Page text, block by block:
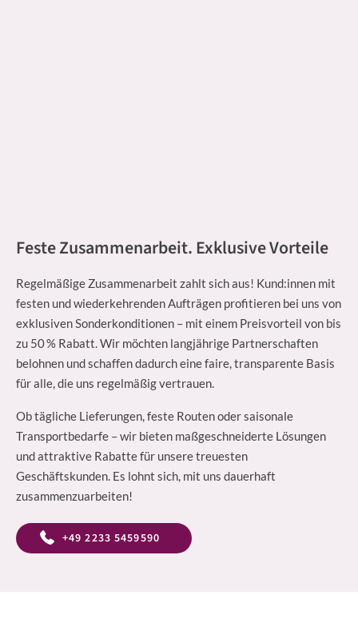
Feste Zusammenarbeit. Exklusive Vorteile
Regelmäßige Zusammenarbeit zahlt sich aus! Kund:innen mit
festen und wiederkehrenden Aufträgen profitieren bei uns von
exklusiven Sonderkonditionen – mit einem Preisvorteil von bis
zu 50 % Rabatt. Wir möchten langjährige Partnerschaften
belohnen und schaffen dadurch eine faire, transparente Basis
für alle, die uns regelmäßig vertrauen.
Ob tägliche Lieferungen, feste Routen oder saisonale
Transportbedarfe – wir bieten maßgeschneiderte Lösungen
und attraktive Rabatte für unsere treuesten
Geschäftskunden. Es lohnt sich, mit uns dauerhaft
zusammenzuarbeiten!
+49 2233 5459590